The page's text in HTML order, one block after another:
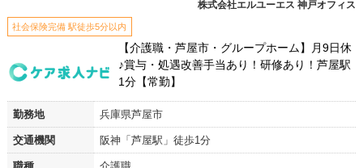
株式会社エルユーエス 神戸オフィス
社会保険完備 駅徒歩5分以内
【介護職・芦屋市・グループホーム】月9日休
♪賞与・処遇改善手当あり！研修あり！芦屋駅
1分【常勤】
勤務地 兵庫県芦屋市
交通機関 阪神「芦屋駅」徒歩1分